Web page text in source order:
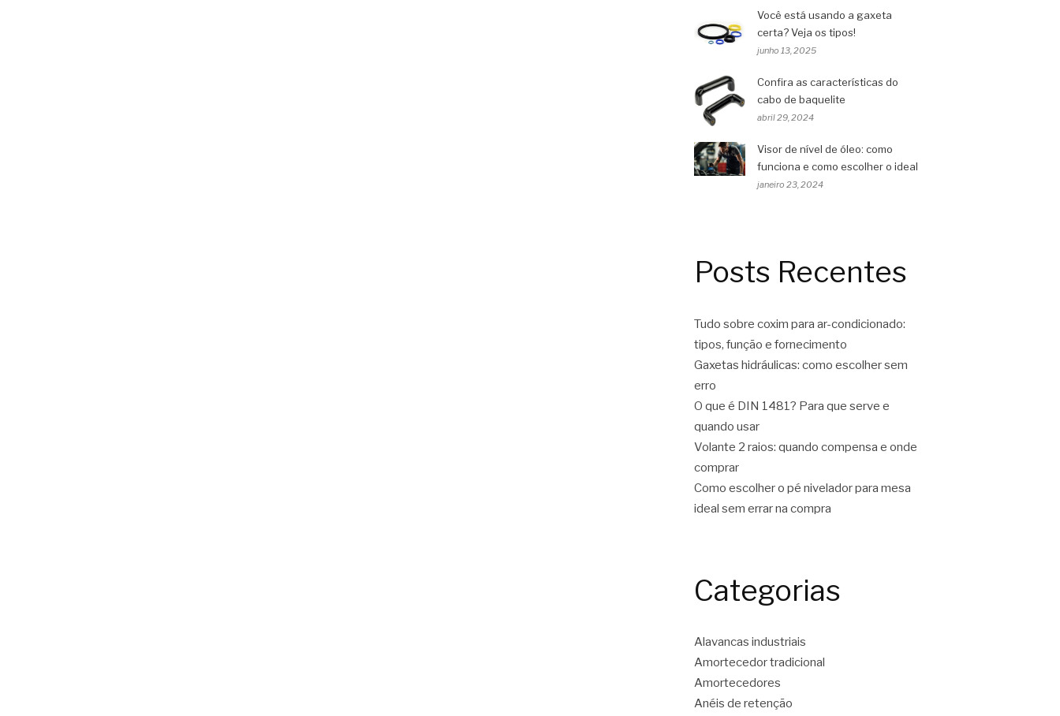
Você está usando a gaxeta
certa? Veja os tipos!
junho 13, 2025
Confira as características do
cabo de baquelite
abril 29, 2024
Visor de nível de óleo: como
funciona e como escolher o ideal
janeiro 23, 2024
Posts Recentes
Tudo sobre coxim para ar-condicionado:
tipos, função e fornecimento
Gaxetas hidráulicas: como escolher sem
erro
O que é DIN 1481? Para que serve e
quando usar
Volante 2 raios: quando compensa e onde
comprar
Como escolher o pé nivelador para mesa
ideal sem errar na compra
Categorias
Alavancas industriais
Amortecedor tradicional
Amortecedores
Anéis de retenção